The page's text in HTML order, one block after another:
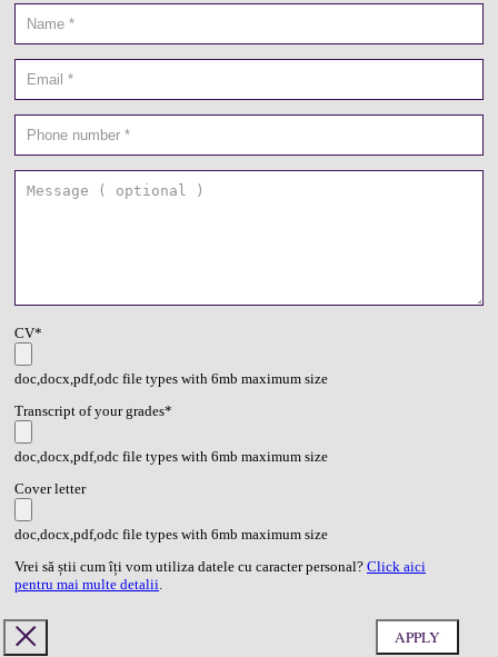
CV*
doc,docx,pdf,odc file types with 6mb maximum size
Transcript of your grades*
doc,docx,pdf,odc file types with 6mb maximum size
Cover letter
doc,docx,pdf,odc file types with 6mb maximum size
Vrei să știi cum îți vom utiliza datele cu caracter personal? Click aici
pentru mai multe detalii